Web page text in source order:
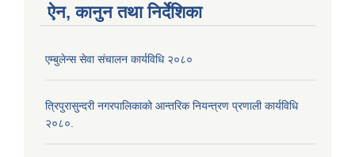
ऐन, कानुन तथा निर्देशिका
एम्बुलेन्स सेवा संचालन कार्यविधि २०८०
त्रिपुरासुन्दरी नगरपालिकाको आन्तरिक नियन्त्रण प्रणाली कार्यविधि
२०८०.